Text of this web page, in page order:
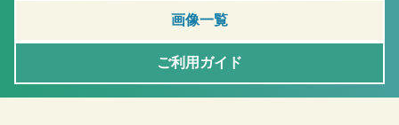
画像一覧
ご利用ガイド